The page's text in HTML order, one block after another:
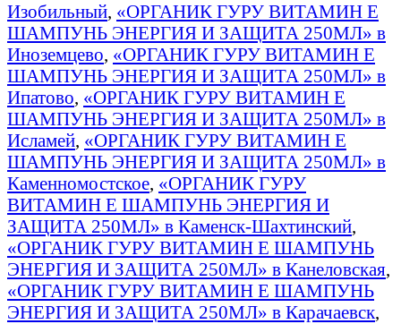
Изобильный, «ОРГАНИК ГУРУ ВИТАМИН E
ШАМПУНЬ ЭНЕРГИЯ И ЗАЩИТА 250МЛ» в
Иноземцево, «ОРГАНИК ГУРУ ВИТАМИН E
ШАМПУНЬ ЭНЕРГИЯ И ЗАЩИТА 250МЛ» в
Ипатово, «ОРГАНИК ГУРУ ВИТАМИН E
ШАМПУНЬ ЭНЕРГИЯ И ЗАЩИТА 250МЛ» в
Исламей, «ОРГАНИК ГУРУ ВИТАМИН E
ШАМПУНЬ ЭНЕРГИЯ И ЗАЩИТА 250МЛ» в
Каменномостское, «ОРГАНИК ГУРУ
ВИТАМИН E ШАМПУНЬ ЭНЕРГИЯ И
ЗАЩИТА 250МЛ» в Каменск-Шахтинский,
«ОРГАНИК ГУРУ ВИТАМИН E ШАМПУНЬ
ЭНЕРГИЯ И ЗАЩИТА 250МЛ» в Канеловская,
«ОРГАНИК ГУРУ ВИТАМИН E ШАМПУНЬ
ЭНЕРГИЯ И ЗАЩИТА 250МЛ» в Карачаевск,